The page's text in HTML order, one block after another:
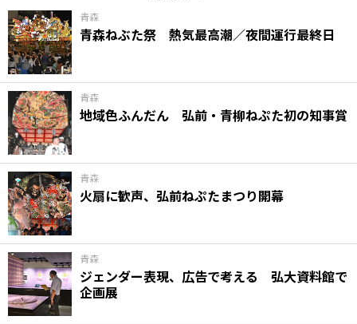
青森
青森ねぶた祭 熱気最高潮／夜間運行最終日
青森
地域色ふんだん 弘前・青柳ねぷた初の知事賞
青森
火扇に歓声、弘前ねぷたまつり開幕
青森
ジェンダー表現、広告で考える 弘大資料館で
企画展